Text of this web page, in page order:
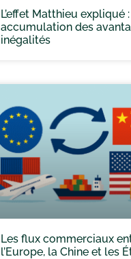
L’effet Matthieu expliqué :
accumulation des
inégalités
Les flux commerciaux
l’Europe, la Chine et les